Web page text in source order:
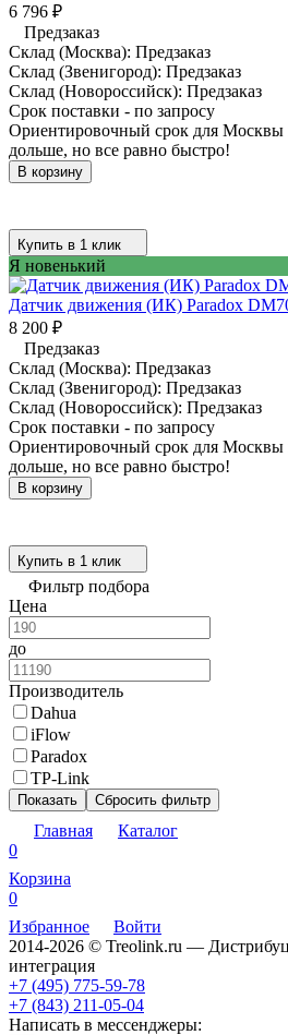
6 796 ₽
Предзаказ
Склад (Москва): Предзаказ
Склад (Звенигород): Предзаказ
Склад (Новороссийск): Предзаказ
Срок поставки - по запросу
Ориентировочный срок для
дольше, но все равно быстро!
В корзину
Купить в 1 клик
Я новенький
Датчик движения (ИК) Paradox
8 200 ₽
Предзаказ
Склад (Москва): Предзаказ
Склад (Звенигород): Предзаказ
Склад (Новороссийск): Предзаказ
Срок поставки - по запросу
Ориентировочный срок для
дольше, но все равно быстро!
В корзину
Купить в 1 клик
Фильтр подбора
Цена
до
Производитель
Dahua
iFlow
Paradox
TP-Link
Показать Сбросить фильтр
Главная
Каталог
0
Корзина
0
Избранное
Войти
2014-2026 © Treolink.ru —
интеграция
+7 (495) 775-59-78
+7 (843) 211-05-04
Написать в мессенджеры: